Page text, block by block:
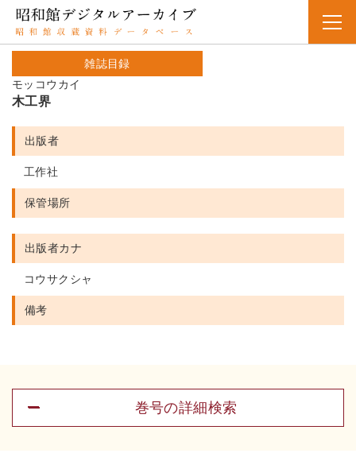
雑誌目録
モッコウカイ
木工界
出版者
工作社
保管場所
出版者カナ
コウサクシャ
備考
巻号の詳細検索